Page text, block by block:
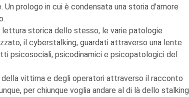
prologo in cui è condensata una storia d'amore
storica dello stesso, le varie patologie
il cyberstalking, guardati attraverso una lente
psicosociali, psicodinamici e psicopatologici del
vittima e degli operatori attraverso il racconto
per chiunque voglia andare al di là dello stalking